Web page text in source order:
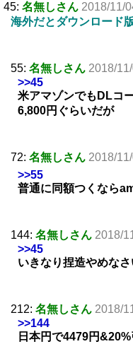
45: 名無しさん 2018/11/
海外だとダウンロード
55: 名無しさん 2018/
>>45
米アマゾンでもDLコ
6,800円ぐらいだが
72: 名無しさん 2018/
>>55
普通に同額つくなら
144: 名無しさん 2018/
>>45
いきなり捏造やめなさ
212: 名無しさん 2018/
>>144
日本円で4479円